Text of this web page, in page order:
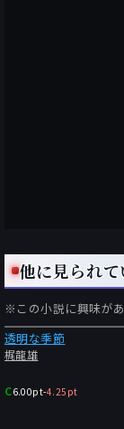
他に見られ
※この小説に興味が
透明な季節
梶龍雄
C6.00pt-4.25pt